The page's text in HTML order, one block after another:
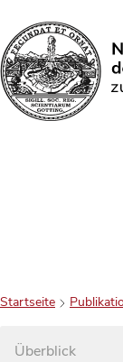
Suchen
Startseite
Überblick